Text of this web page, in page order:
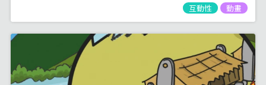
互動性 動畫